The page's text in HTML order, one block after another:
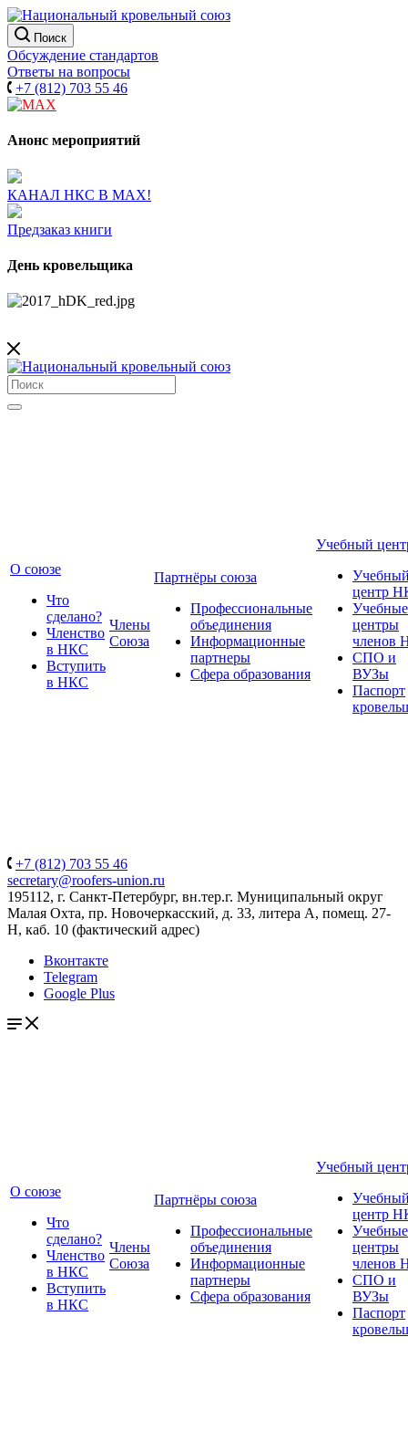
Поиск
Обсуждение стандартов
Ответы на вопросы
+7 (812) 703 55 46
Анонс мероприятий
КАНАЛ НКС В МАХ!
Предзаказ книги
День кровельщика
О союзе
Что
сделано?
Членство
в НКС
Вступить
в НКС
Члены
Союза
Партнёры союза
Профессиональные
объединения
Информационные
партнеры
Сфера образования
Учебный
центр
Учебные
центры
членов
СПО и
ВУЗы
Паспорт
+7 (812) 703 55 46
secretary@roofers-union.ru
195112, г. Санкт-Петербург, вн.тер.г. Муниципальный округ
Малая Охта, пр. Новочеркасский, д. 33, литера А, помещ. 27-
Н, каб. 10 (фактический адрес)
Вконтакте
Telegram
Google Plus
О союзе
Что
сделано?
Членство
в НКС
Вступить
в НКС
Члены
Союза
Партнёры союза
Профессиональные
объединения
Информационные
партнеры
Сфера образования
Учебный
центр
Учебные
центры
членов
СПО и
ВУЗы
Паспорт